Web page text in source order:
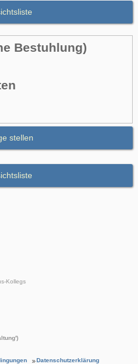
Bestuhlung)
stellen
Kollegs
Datenschutzerklärung